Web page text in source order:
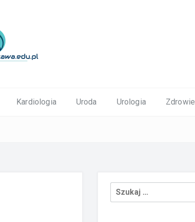
Kardiologia Uroda Urologia Zdrowie
Szukaj: